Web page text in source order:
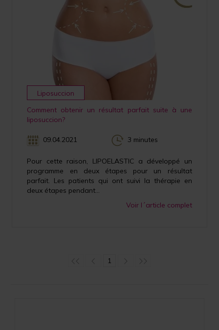
Liposuccion
Comment obtenir un résultat parfait suite à une
liposuccion?
09.04.2021 3 minutes
Pour cette raison, LIPOELASTIC a développé un
programme en deux étapes pour un résultat
parfait. Les patients qui ont suivi la thérapie en
deux étapes pendant...
Voir l´article complet
1